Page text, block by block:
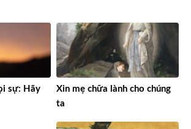
sự: Hãy
Xin mẹ chữa lành cho chúng
ta